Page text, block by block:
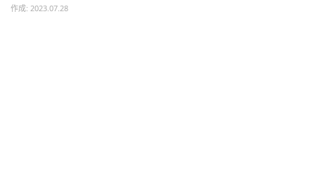
作成: 2023.07.28